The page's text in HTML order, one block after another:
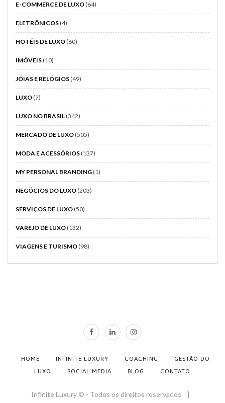
E-COMMERCE DE LUXO(64)
ELETRÔNICOS(4)
HOTÉIS DE LUXO(60)
IMÓVEIS(10)
JÓIAS E RELÓGIOS(49)
LUXO(7)
LUXO NO BRASIL(342)
MERCADO DE LUXO(505)
MODA E ACESSÓRIOS(137)
MY PERSONAL BRANDING(1)
NEGÓCIOS DO LUXO(203)
SERVIÇOS DE LUXO(50)
VAREJO DE LUXO(132)
VIAGENS E TURISMO(98)
HOME INFINITE LUXURY COACHING
GESTÃO DO
LUXO
SOCIAL MEDIA BLOG CONTATO
Infinite Luxury © - Todos os direitos reservados |